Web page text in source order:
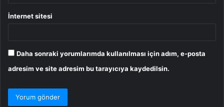
İnternet sitesi
Daha sonraki yorumlarımda kullanılması için adım, e-posta
adresim ve site adresim bu tarayıcıya kaydedilsin.